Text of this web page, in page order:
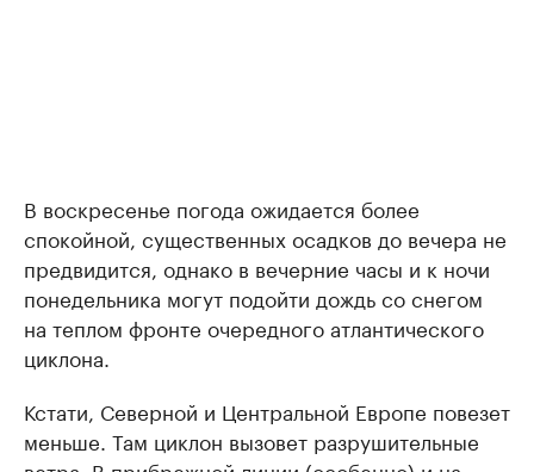
В воскресенье погода ожидается более
спокойной, существенных осадков до вечера не
предвидится, однако в вечерние часы и к ночи
понедельника могут подойти дождь со снегом
на теплом фронте очередного атлантического
циклона.
Кстати, Северной и Центральной Европе повезет
меньше. Там циклон вызовет разрушительные